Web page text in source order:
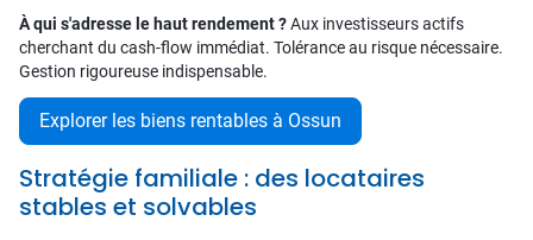
À qui s'adresse le haut rendement ?Aux investisseurs actifs
cherchant du cash-flow immédiat. Tolérance au risque nécessaire.
Gestion rigoureuse indispensable.
Explorer les biens rentables à Ossun
Stratégie familiale : des locataires
stables et solvables